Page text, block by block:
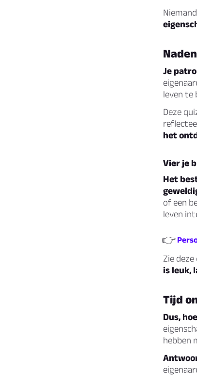
Je
leven te
Deze
het
Vier je
Het
of een
leven
👉
Zie
is leuk,
Tijd
Dus,
hebben